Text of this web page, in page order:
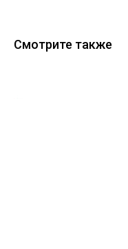
Смотрите также